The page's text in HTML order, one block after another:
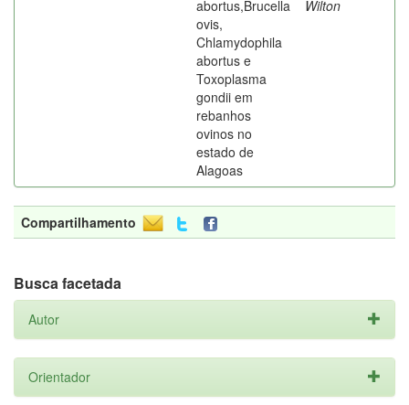
abortus,Brucella
ovis,
Chlamydophila
abortus e
Toxoplasma
gondii em
rebanhos
ovinos no
estado de
Alagoas
Wilton
Compartilhamento
Busca facetada
Autor
Orientador